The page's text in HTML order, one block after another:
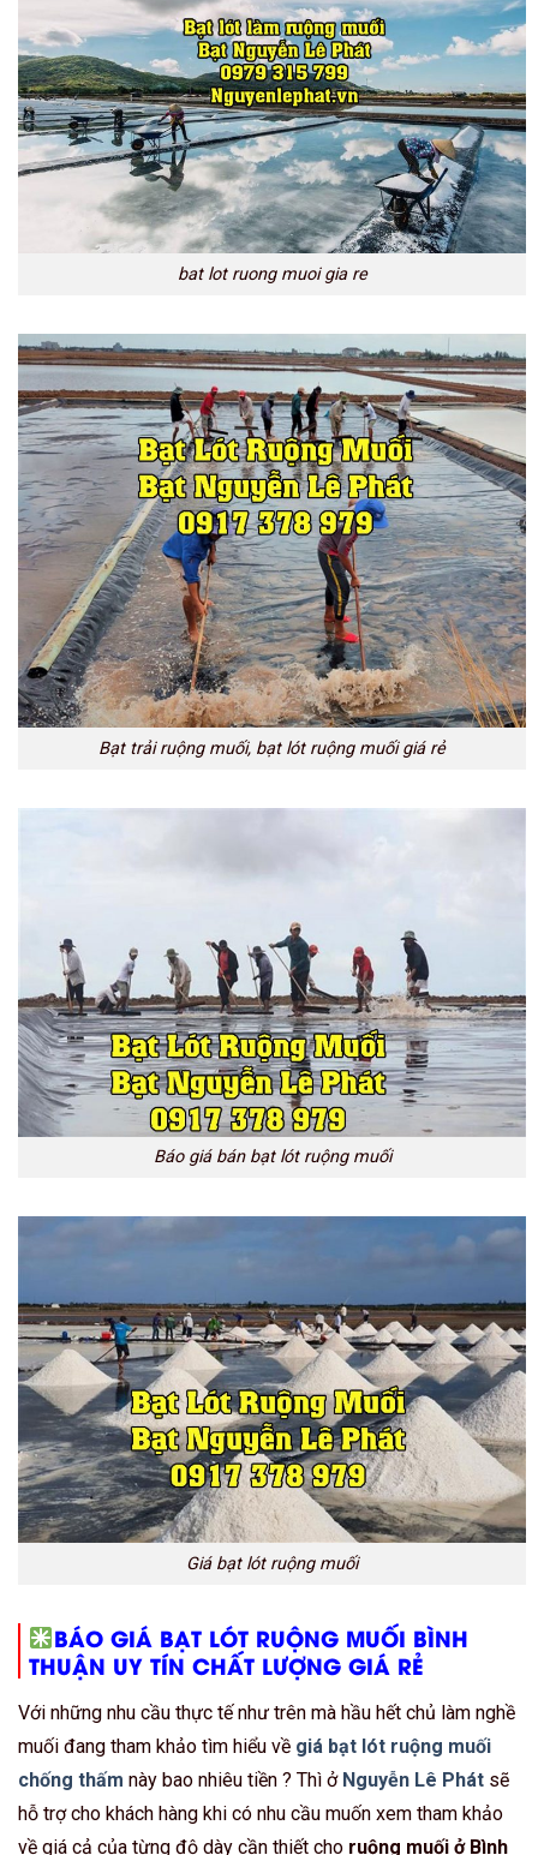
bat lot ruong muoi gia re
Bạt trải ruộng muối, bạt lót ruộng muối giá rẻ
Báo giá bán bạt lót ruộng muối
Giá bạt lót ruộng muối
BÁO GIÁ BẠT LÓT RUỘNG MUỐI BÌNH
THUẬN UY TÍN CHẤT LƯỢNG GIÁ RẺ
Với những nhu cầu thực tế như trên mà hầu hết chủ làm nghề
muối đang tham khảo tìm hiểu về giá bạt lót ruộng muối
chống thấm này bao nhiêu tiền ? Thì ở Nguyễn Lê Phát sẽ
hỗ trợ cho khách hàng khi có nhu cầu muốn xem tham khảo
về giá cả của từng độ dày cần thiết cho ruộng muối ở Bình